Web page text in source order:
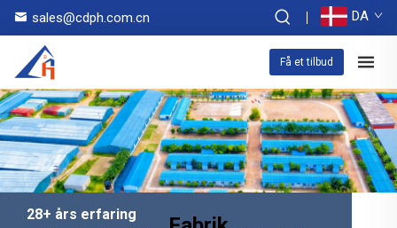
sales@cdph.com.cn DA
Få et tilbud
28+ års erfaring